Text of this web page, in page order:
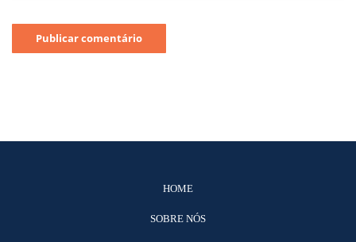
HOME
SOBRE NÓS